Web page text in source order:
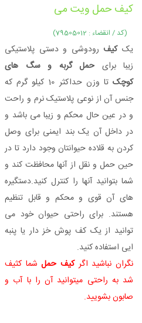
کیف حمل ویت می
(کد / انقضاء : 79505012)
یککیفرودوشی و دستی پلاستیکی
زیبا برای حمل گربه و سگ های
کوچک
تا وزن حداکثر 10 کیلو گرم که
جنس آن از نوعی پلاستیک نرم و راحت
و در عین حال محکم و زیبا می باشد و
در داخل آن یک بند ایمنی برای وصل
کردن به قلاده حیوانتان وجود دارد تا در
حین حمل و نقل از آنها محافظت کند و
شما بتوانید آنها را کنترل کنید.دستگیره
های آن قوی و محکم و قابل تنظیم
هستند. برای راحتی حیوان خود می
توانید از یک کف پوش خز دار یا پنبه
ایی استفاده کنید.
نگران نباشید اگرکیف حمل شما کثیف
شد به راحتی میتوانید آن را با آب و
صابون بشویید.